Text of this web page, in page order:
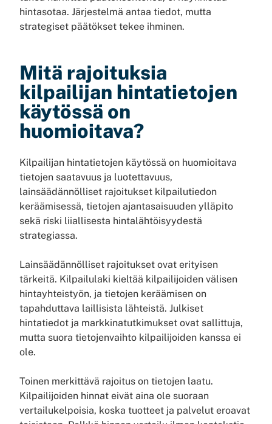
hintasotaa. Järjestelmä antaa tiedot, mutta
strategiset päätökset tekee ihminen.
Mitä rajoituksia
kilpailijan hintatietojen
käytössä on
huomioitava?
Kilpailijan hintatietojen käytössä on huomioitava
tietojen saatavuus ja luotettavuus,
lainsäädännölliset rajoitukset kilpailutiedon
keräämisessä, tietojen ajantasaisuuden ylläpito
sekä riski liiallisesta hintalähtöisyydestä
strategiassa.
Lainsäädännölliset rajoitukset ovat erityisen
tärkeitä. Kilpailulaki kieltää kilpailijoiden välisen
hintayhteistyön, ja tietojen keräämisen on
tapahduttava laillisista lähteistä. Julkiset
hintatiedot ja markkinatutkimukset ovat sallittuja,
mutta suora tietojenvaihto kilpailijoiden kanssa ei
ole.
Toinen merkittävä rajoitus on tietojen laatu.
Kilpailijoiden hinnat eivät aina ole suoraan
vertailukelpoisia, koska tuotteet ja palvelut eroavat